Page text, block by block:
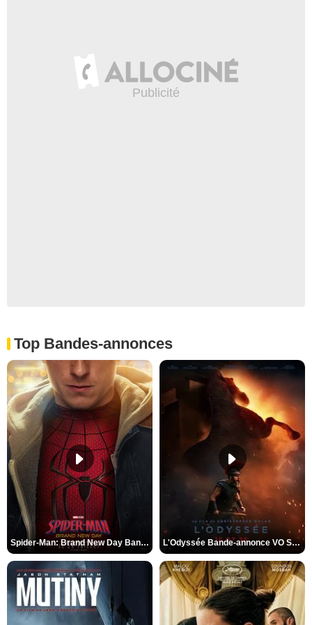
Top Bandes-annonces
Spider-Man: Brand New Day Bande-annonce VO STFR L'Odyssée Bande-annonce VO STFR